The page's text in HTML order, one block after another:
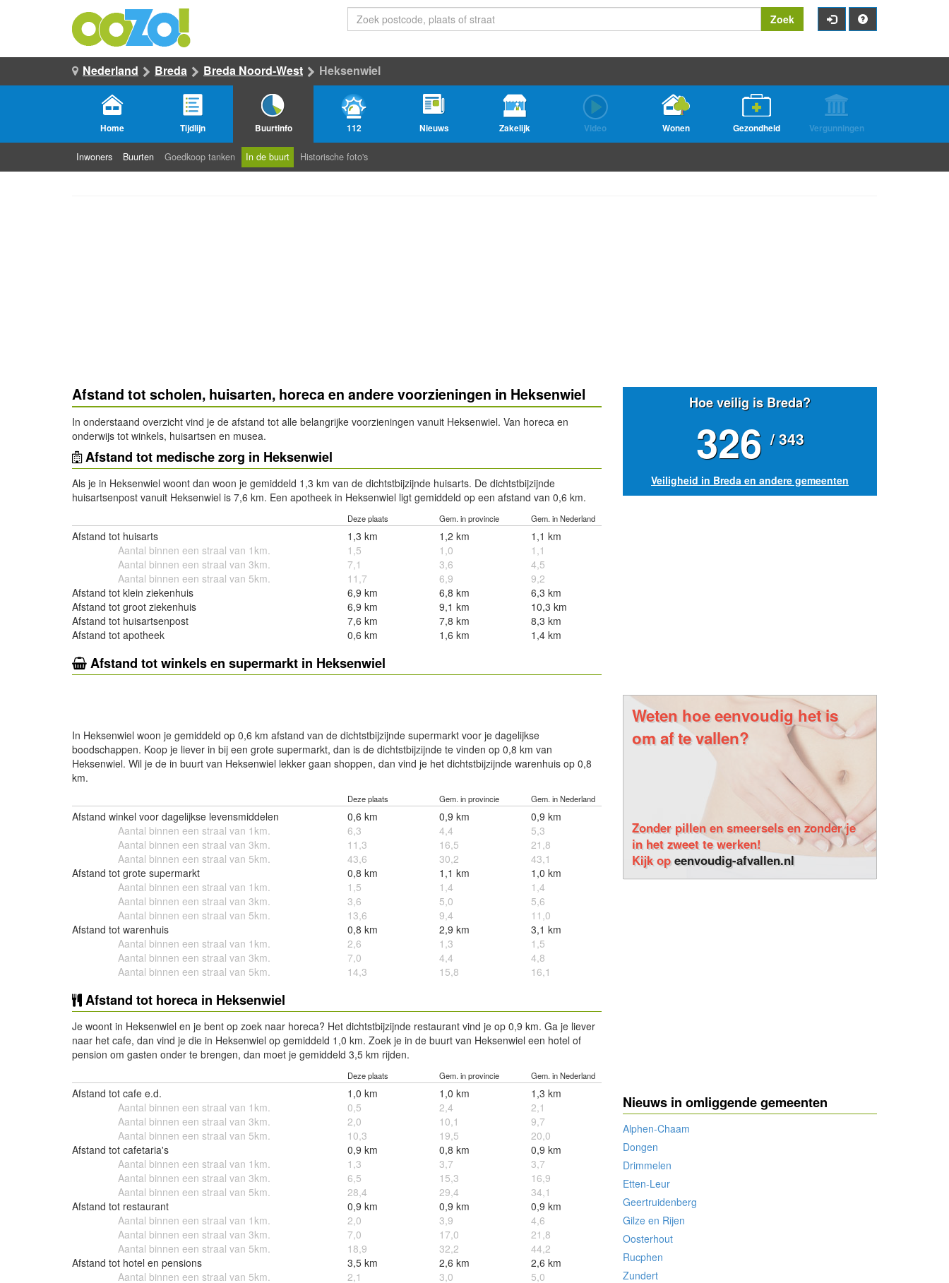
Zoek
Nederland Breda Breda Noord-West Heksenwiel
Home Tijdlijn Buurtinfo 112 Nieuws Zakelijk Video Wonen Gezondheid Vergunningen
Inwoners Buurten Goedkoop tanken In de buurt Historische foto's
Afstand tot scholen, huisarten, horeca en andere voorzieningen in Heksenwiel
In onderstaand overzicht vind je de afstand tot alle belangrijke voorzieningen vanuit Heksenwiel. Van horeca en
onderwijs tot winkels, huisartsen en musea.
Afstand tot medische zorg in Heksenwiel
Als je in Heksenwiel woont dan woon je gemiddeld 1,3 km van de dichtstbijzijnde huisarts. De dichtstbijzijnde
huisartsenpost vanuit Heksenwiel is 7,6 km. Een apotheek in Heksenwiel ligt gemiddeld op een afstand van 0,6 km.
Deze plaats Gem. in provincie Gem. in Nederland
Afstand tot huisarts 1,3 km 1,2 km
1,1 km
Aantal binnen een straal van 1km.
1,5 1,0
1,1
Aantal binnen een straal van 3km.
7,1 3,6
4,5
Aantal binnen een straal van 5km.
11,7 6,9
9,2
Afstand tot klein ziekenhuis
6,9 km 6,8 km
6,3 km
Afstand tot groot ziekenhuis
6,9 km 9,1 km
10,3 km
Afstand tot huisartsenpost
7,6 km 7,8 km
8,3 km
Afstand tot apotheek
0,6 km 1,6 km 1,4 km
Afstand tot winkels en supermarkt in Heksenwiel
In Heksenwiel woon je gemiddeld op 0,6 km afstand van de dichtstbijzijnde supermarkt voor je dagelijkse
boodschappen. Koop je liever in bij een grote supermarkt, dan is de dichtstbijzijnde te vinden op 0,8 km van
Heksenwiel. Wil je de in buurt van Heksenwiel lekker gaan shoppen, dan vind je het dichtstbijzijnde warenhuis op 0,8
km.
Deze plaats Gem. in provincie Gem. in Nederland
Afstand winkel voor dagelijkse levensmiddelen 0,6 km 0,9 km
0,9 km
Aantal binnen een straal van 1km.
6,3 4,4
5,3
Aantal binnen een straal van 3km.
11,3 16,5
21,8
Aantal binnen een straal van 5km.
43,6 30,2
43,1
Afstand tot grote supermarkt
0,8 km 1,1 km
1,0 km
Aantal binnen een straal van 1km.
1,5 1,4
1,4
Aantal binnen een straal van 3km.
3,6 5,0
5,6
Aantal binnen een straal van 5km.
13,6 9,4
11,0
Afstand tot warenhuis
0,8 km 2,9 km
3,1 km
Aantal binnen een straal van 1km.
2,6 1,3
1,5
Aantal binnen een straal van 3km.
7,0 4,4
4,8
Aantal binnen een straal van 5km.
14,3 15,8 16,1
Afstand tot horeca in Heksenwiel
Je woont in Heksenwiel en je bent op zoek naar horeca? Het dichtstbijzijnde restaurant vind je op 0,9 km. Ga je liever
naar het cafe, dan vind je die in Heksenwiel op gemiddeld 1,0 km. Zoek je in de buurt van Heksenwiel een hotel of
pension om gasten onder te brengen, dan moet je gemiddeld 3,5 km rijden.
Deze plaats Gem. in provincie Gem. in Nederland
Afstand tot cafe e.d. 1,0 km 1,0 km
1,3 km
Aantal binnen een straal van 1km.
0,5 2,4
2,1
Aantal binnen een straal van 3km.
2,0 10,1
9,7
Aantal binnen een straal van 5km.
10,3 19,5
20,0
Afstand tot cafetaria's
0,9 km 0,8 km
0,9 km
Aantal binnen een straal van 1km.
1,3 3,7
3,7
Aantal binnen een straal van 3km.
6,5 15,3
16,9
Aantal binnen een straal van 5km.
28,4 29,4
34,1
Afstand tot restaurant
0,9 km 0,9 km
0,9 km
Aantal binnen een straal van 1km.
2,0 3,9
4,6
Aantal binnen een straal van 3km.
7,0 17,0
21,8
Aantal binnen een straal van 5km.
18,9 32,2
44,2
Afstand tot hotel en pensions
3,5 km 2,6 km
2,6 km
Aantal binnen een straal van 5km.
2,1 3,0
5,0
Hoe veilig is Breda?
326 / 343
Veiligheid in Breda en andere gemeenten
Weten hoe eenvoudig het is
om af te vallen?
Zonder pillen en smeersels en zonder je
in het zweet te werken!
Kijk opeenvoudig-afvallen.nl
Nieuws in omliggende gemeenten
Alphen-Chaam
Dongen
Drimmelen
Etten-Leur
Geertruidenberg
Gilze en Rijen
Oosterhout
Rucphen
Zundert